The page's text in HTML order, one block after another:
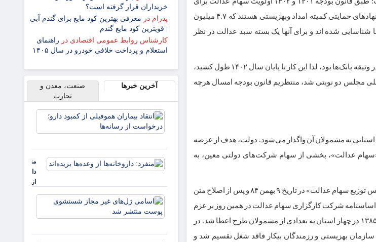
جاماندگان دهک‌های ۱تا ۳ تحت پوشش نهادهای حمایتی کمیته امداد وبهزیستی هستند که ۴.۷ میلیون
شناسایی شده اند و برای آنها یک بسته سبد عدالت در نظر
او گفت: سهام برخی شرکت‌های دولت در وثیقه بانک‌ها بود، لذا این کار تا پایان سال ۱۴۰۲ طول کشید،
نامه داخلی مجلس دو نوبتی شد، منتظریم قانون بودجه امسال هرچه
استانی به مشمولان آن واگذار می‌شود. دولت، هدف از عرضه
عدالت»، بخشی از سهام شرکت‌های دولتی معین، به
«آیین‌نامه اجرایی افزایش ثروت خانوارهای ایرانی از طریق گسترش سهم بخش تعاون براساس توزیع سهام عدالت» در تاریخ ۹ بهمن ۸۴ و پس از اصلاح متن
تصویب اساسنامه شرکت کارگزاری سهام عدالت در همین روز بر عزم
راسخ دولت جدید در عملی ساختن این پروژه صحه گذاشت و سهام مزبور پیش از آغاز سال ۱۳۸۵ در چهار استان به تعدادی از مشمولان طرح اعطا شد. در
بهزیستی و رزمندگان بیکار فاقد شغل تقسیم شد و
خریداران قرار گرفته است؟
پدرام در معرفی بهترین کود مایع برای گندم آبی
| قویترین کود مایع گندم
کارشناس روابط عمومی اقتصادی در راهنمای
استعلام و پرداخت خلافی خودرو در سال ۱۴۰۵
آخرین خبرها
صنعت، معدن و
تجارت
منفرد:
داروخانه‌ها
از وعده‌ها